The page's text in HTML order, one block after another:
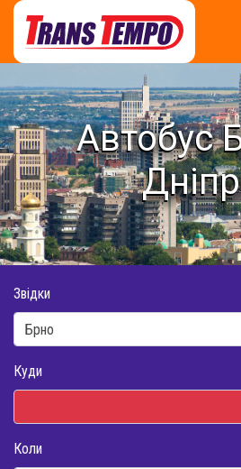
Автобус
Звідки
Куди
Коли